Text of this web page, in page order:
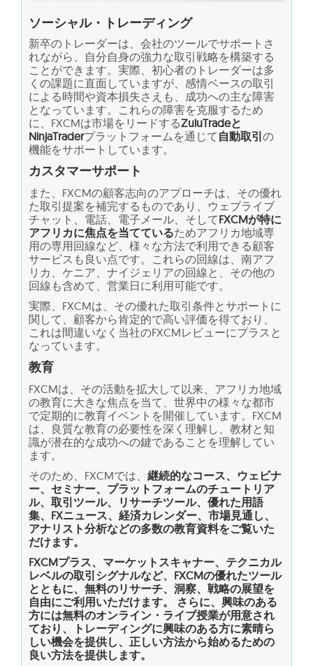
ソーシャル・トレーディング
新卒のトレーダーは、会社のツールでサポートさ
れながら、自分自身の強力な取引戦略を構築する
ことができます。実際、初心者のトレーダーは多
くの課題に直面していますが、感情ベースの取引
による時間や資本損失さえも、成功への主な障害
となっています。これらの障害を克服するため
に、FXCMは市場をリードするZuluTradeと
NinjaTraderプラットフォームを通じて 自動取引 の
機能をサポートしています。
カスタマーサポート
また、FXCMの顧客志向のアプローチは、その優れ
た取引提案を補完するものであり、ウェブライブ
チャット、電話、電子メール、そしてFXCMが特に
アフリカに焦点を当てているためアフリカ地域専
用の専用回線など、様々な方法で利用できる顧客
サービスも良い点です。これらの回線は、南アフ
リカ、ケニア、ナイジェリアの回線と、その他の
回線も含めて、営業日に利用可能です。
実際、FXCMは、その優れた取引条件とサポートに
関して、顧客から肯定的で高い評価を得ており、
これは間違いなく当社のFXCMレビューにプラスと
なっています。
教育
FXCMは、その活動を拡大して以来、アフリカ地域
の教育に大きな焦点を当て、世界中の様々な都市
で定期的に教育イベントを開催しています。FXCM
は、良質な教育の必要性を深く理解し、教材と知
識が潜在的な成功への鍵であることを理解してい
ます。
そのため、FXCMでは、 継続的なコース、ウェビナ
ー、セミナー、プラットフォームのチュートリア
ル、取引ツール、リサーチツール、優れた用語
集、FXニュース、経済カレンダー、市場見通し、
アナリスト分析などの多数の教育資料をご覧いた
だけます。
FXCMプラス、マーケットスキャナー、テクニカル
レベルの取引シグナルなど、FXCMの優れたツール
とともに、無料のリサーチ、洞察、戦略の展望を
自由にご利用いただけます。 さらに、興味のある
方には無料のオンライン・ライブ授業が用意され
ており、トレーディングに興味のある方に素晴ら
しい機会を提供し、正しい方法から始めるための
良い方法を提供します。